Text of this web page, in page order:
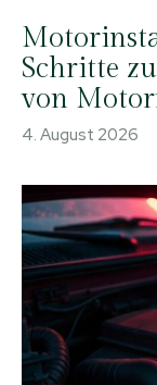
Schritte
von
4. August 2026